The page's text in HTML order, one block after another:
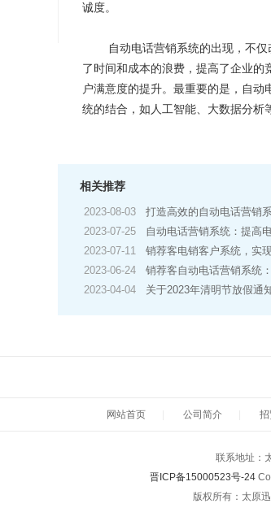
诚度。
自动电话营销系统的出现，不
了时间和成本的浪费，提高了企业
户满意度的提升。最重要的是，自
统的结合，如人工智能、大数据分析
相关推荐
2023-08-03 打造高效的自动电话营销
2023-07-25
自动电话营销系统：提高
2023-07-11
销荐客电销客户系统，实
2023-06-24
销荐客自动电话营销系统：提
2023-04-04
关于2023年清明节放假通
网站首页 公司简介
联系地址：
晋ICP备15000523号-24
版权所有：太原